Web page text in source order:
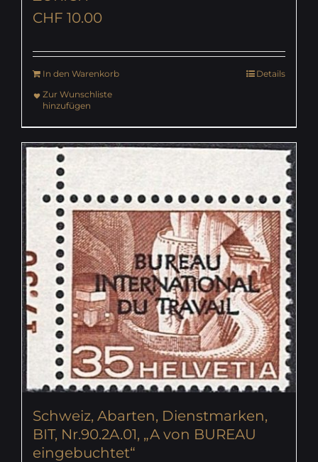
CHF 10.00
In den Warenkorb
Details
Zur Wunschliste
hinzufügen
Schweiz, Abarten, Dienstmarken,
BIT, Nr.90.2A.01, „A von BUREAU
eingebuchtet“